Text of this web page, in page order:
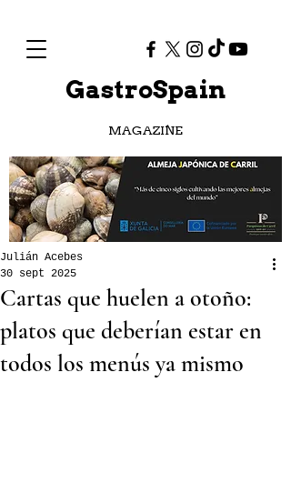
GastroSpain
MAGAZINE
Cartas que huelen a otoño:
platos que deberían estar en
todos los menús ya mismo
Julián Acebes
30 sept 2025